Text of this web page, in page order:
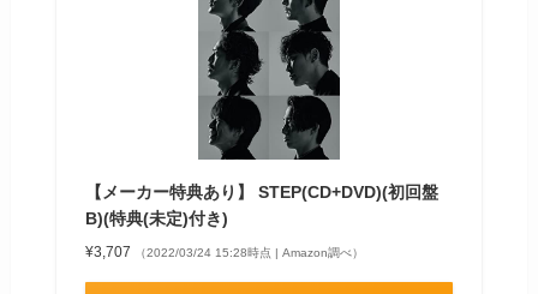
【メーカー特典あり】 STEP(CD+DVD)(初回盤
B)(特典(未定)付き)
¥3,707 （2022/03/24 15:28時点 | Amazon調べ）